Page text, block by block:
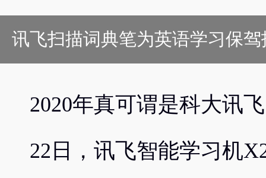
讯飞扫描词典笔为英语学习保
2020年真可谓是科大讯
22日，讯飞智能学习机